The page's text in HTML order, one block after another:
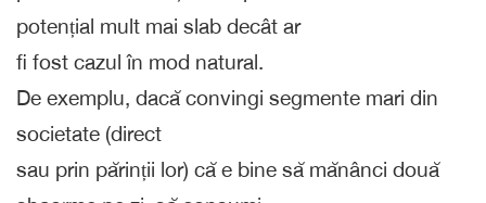
potențial mult mai slab decât ar
fi fost cazul în mod natural.
De exemplu, dacă convingi segmente mari din
societate (direct
sau prin părinții lor) că e bine să mănânci două